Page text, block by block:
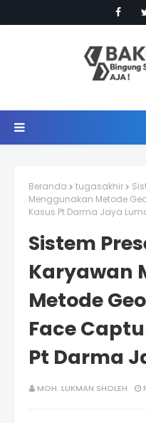
Beranda tugasakhir
Menggunakan Metode
Kasus Pt Darma Jaya
Sistem
Karyawan
Metode
Face
Pt Darma
MOH. LUKMAN SHOLEH